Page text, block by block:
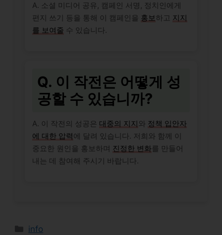
A. 소셜 미디어 공유, 캠페인 서명, 정치인에게
편지 쓰기 등을 통해 이 캠페인을 홍보 하고 지지
를 보여줄 수 있습니다.
Q. 이 작전은 어떻게 성
공할 수 있습니까?
A. 이 작전의 성공은 대중의 지지 와 정책 입안자
에 대한 압력에 달려 있습니다. 저희와 함께 이
중요한 원인을 홍보하며 진정한 변화를 만들어
내는 데 참여해 주시기 바랍니다.
Categories
info